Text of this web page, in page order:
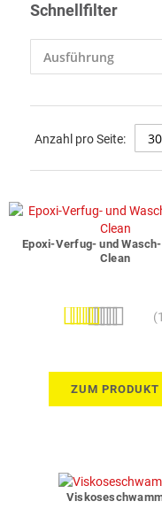
Schnellfilter
Anzahl pro Seite:
Epoxi-Verfug- und
Clean
Bewertung:
ZUM PRODUKT